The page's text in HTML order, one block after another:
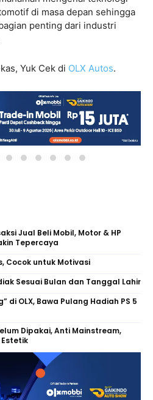
di masa depan sehingga
penting dari industri
Yuk Cek di OLX Autos.
Jual Beli Mobil, Motor & HP
Tepercaya
Cocok untuk Motivasi
Sesuai Bulan dan Tanggal Lahir
di OLX, Bawa Pulang Hadiah PS 5
Dipakai, Anti Mainstream,
Estetik